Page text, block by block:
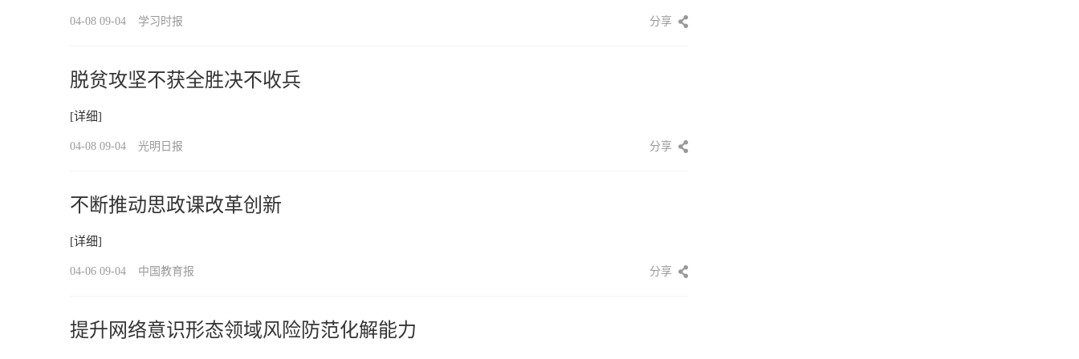
04-08 09-04 学习时报 分享
脱贫攻坚不获全胜决不收兵
[详细]
04-08 09-04 光明日报 分享
不断推动思政课改革创新
[详细]
04-06 09-04 中国教育报 分享
提升网络意识形态领域风险防范化解能力